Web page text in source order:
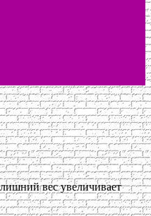
вес увеличивает